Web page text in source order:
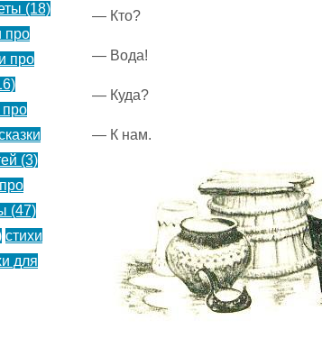
— Кто?
— Вода!
— Куда?
— К нам.
(18)
про
про
про
(3)
(47)
стихи
для